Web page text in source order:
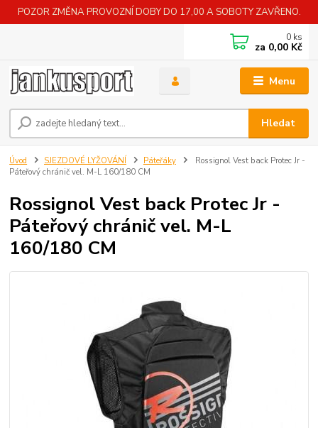
POZOR ZMĚNA PROVOZNÍ DOBY DO 17,00 A SOBOTY ZAVŘENO.
Menu
Hledat
0 ks
za 0,00 Kč
Úvod SJEZDOVÉ LYŽOVÁNÍ Páteřáky
Rossignol Vest back Protec Jr -
Páteřový chránič vel. M-L 160/180 CM
Rossignol Vest back Protec Jr -
Páteřový chránič vel. M-L
160/180 CM